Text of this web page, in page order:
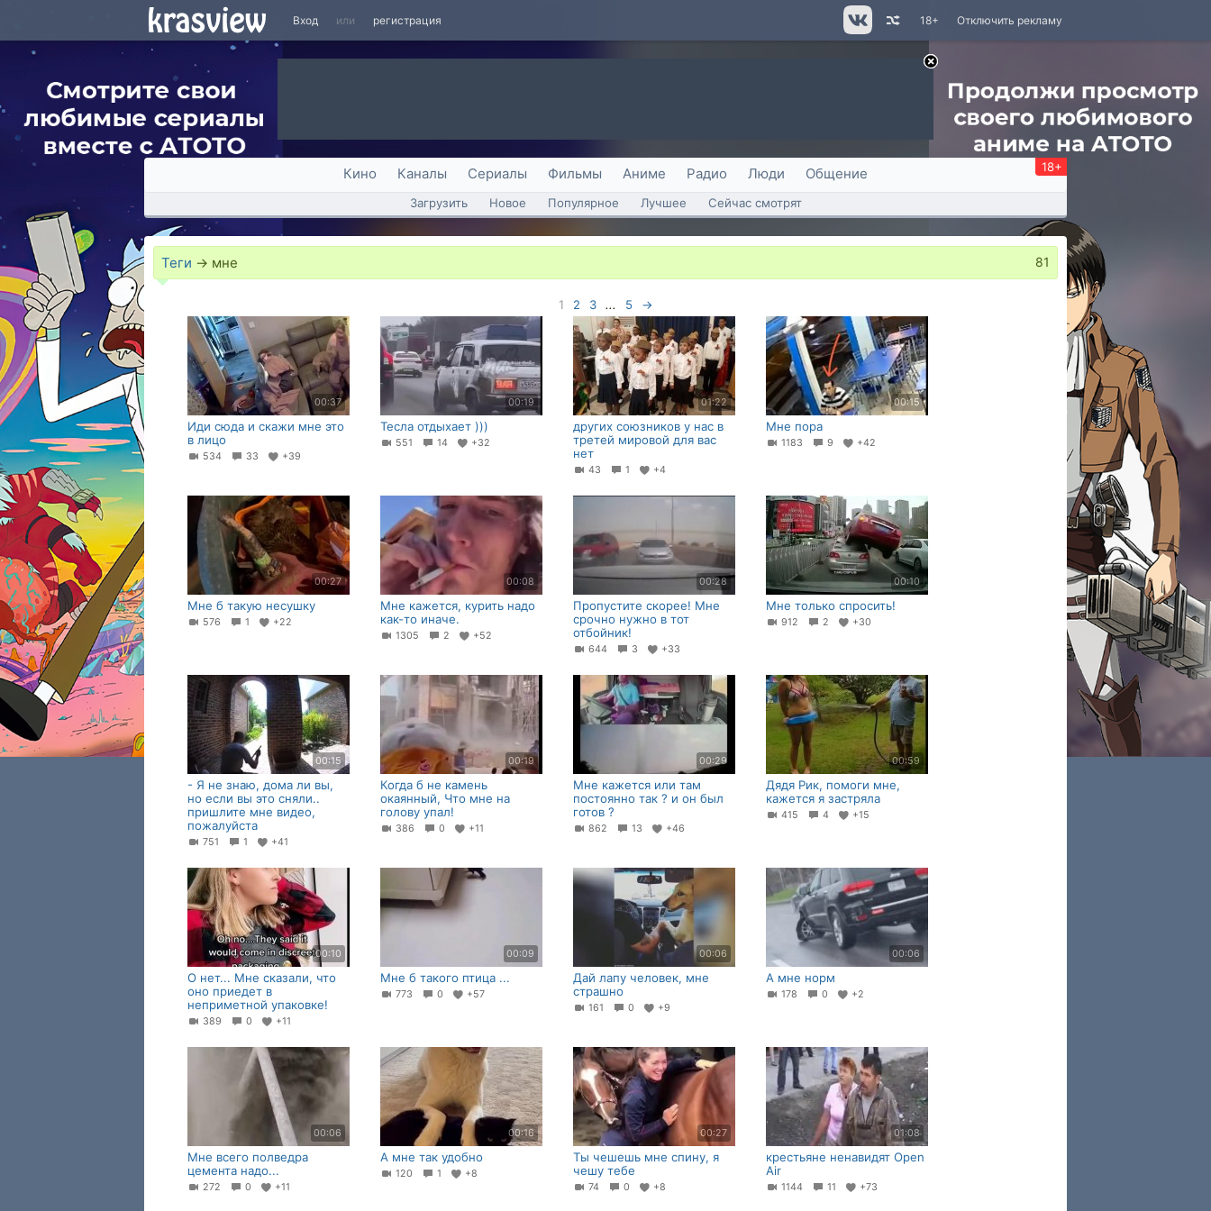
Вход или регистрация Отключить рекламу
18+
Кино Каналы Сериалы Фильмы Аниме Радио Люди Общение 18+
Загрузить Новое Популярное Лучшее Сейчас смотрят
Теги → мне 81
1 2 3 ... 5 →
00:37
Иди сюда и скажи мне это
в лицо
534 33 +39
00:19
Тесла отдыхает )))
551 14 +32
01:22
других союзников у нас в
третей мировой для вас
нет
43 1 +4
00:15
Мне пора
1183 9 +42
00:27
Мне б такую несушку
576 1 +22
00:08
Мне кажется, курить надо
как-то иначе.
1305 2 +52
00:28
Пропустите скорее! Мне
срочно нужно в тот
отбойник!
644 3 +33
00:10
Мне только спросить!
912 2 +30
00:15
- Я не знаю, дома ли вы,
но если вы это сняли..
пришлите мне видео,
пожалуйста
751 1 +41
00:19
Когда б не камень
окаянный, Что мне на
голову упал!
386 0 +11
00:29
Мне кажется или там
постоянно так ? и он был
готов ?
862 13 +46
00:59
Дядя Рик, помоги мне,
кажется я застряла
415 4 +15
00:10
О нет... Мне сказали, что
оно приедет в
неприметной упаковке!
389 0 +11
00:09
Мне б такого птица ...
773 0 +57
00:06
Дай лапу человек, мне
страшно
161 0 +9
00:06
А мне норм
178 0 +2
00:06
Мне всего полведра
цемента надо...
272 0 +11
00:16
А мне так удобно
120 1 +8
00:27
Ты чешешь мне спину, я
чешу тебе
74 0 +8
01:08
крестьяне ненавидят Open
Air
1144 11 +73